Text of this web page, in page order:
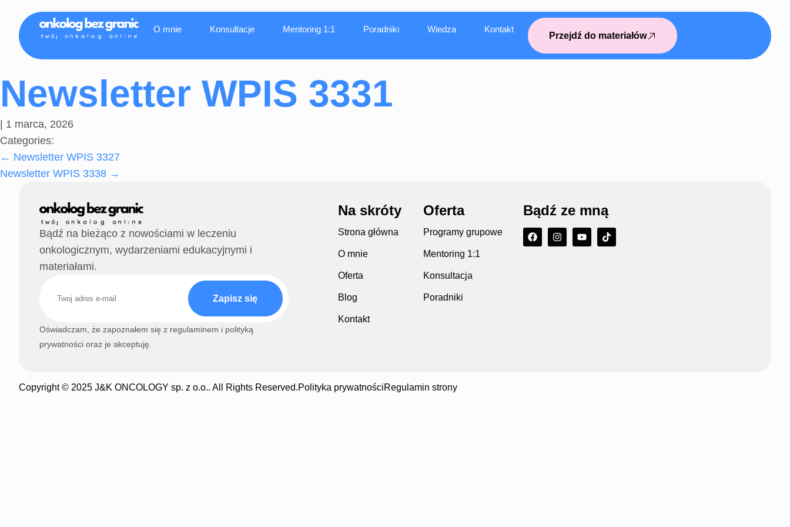
O mnie Konsultacje Mentoring 1:1 Poradniki Wiedza Kontakt
Przejdź do materiałów
Newsletter WPIS 3331
1 marca, 2026
Categories:
← Newsletter WPIS 3327
Newsletter WPIS 3338 →
Bądź na bieżąco z nowościami w leczeniu
onkologicznym, wydarzeniami edukacyjnymi i
materiałami.
Zapisz się
Oświadczam, że zapoznałem się z regulaminem i polityką
prywatności oraz je akceptuję.
Na skróty
Strona główna
O mnie
Oferta
Blog
Kontakt
Oferta
Programy grupowe
Mentoring 1:1
Konsultacja
Poradniki
Bądź ze mną
Copyright © 2025 J&K ONCOLOGY sp. z o.o.. All Rights Reserved.Polityka prywatnościRegulamin strony